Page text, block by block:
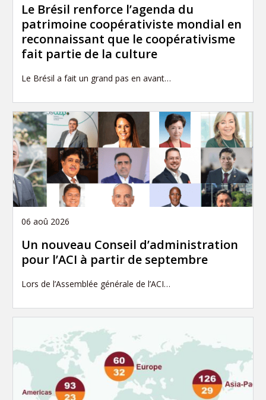
Le Brésil renforce l’agenda du
patrimoine coopérativiste mondial en
reconnaissant que le coopérativisme
fait partie de la culture
Le Brésil a fait un grand pas en avant…
06 aoû 2026
Un nouveau Conseil d’administration
pour l’ACI à partir de septembre
Lors de l’Assemblée générale de l’ACI…